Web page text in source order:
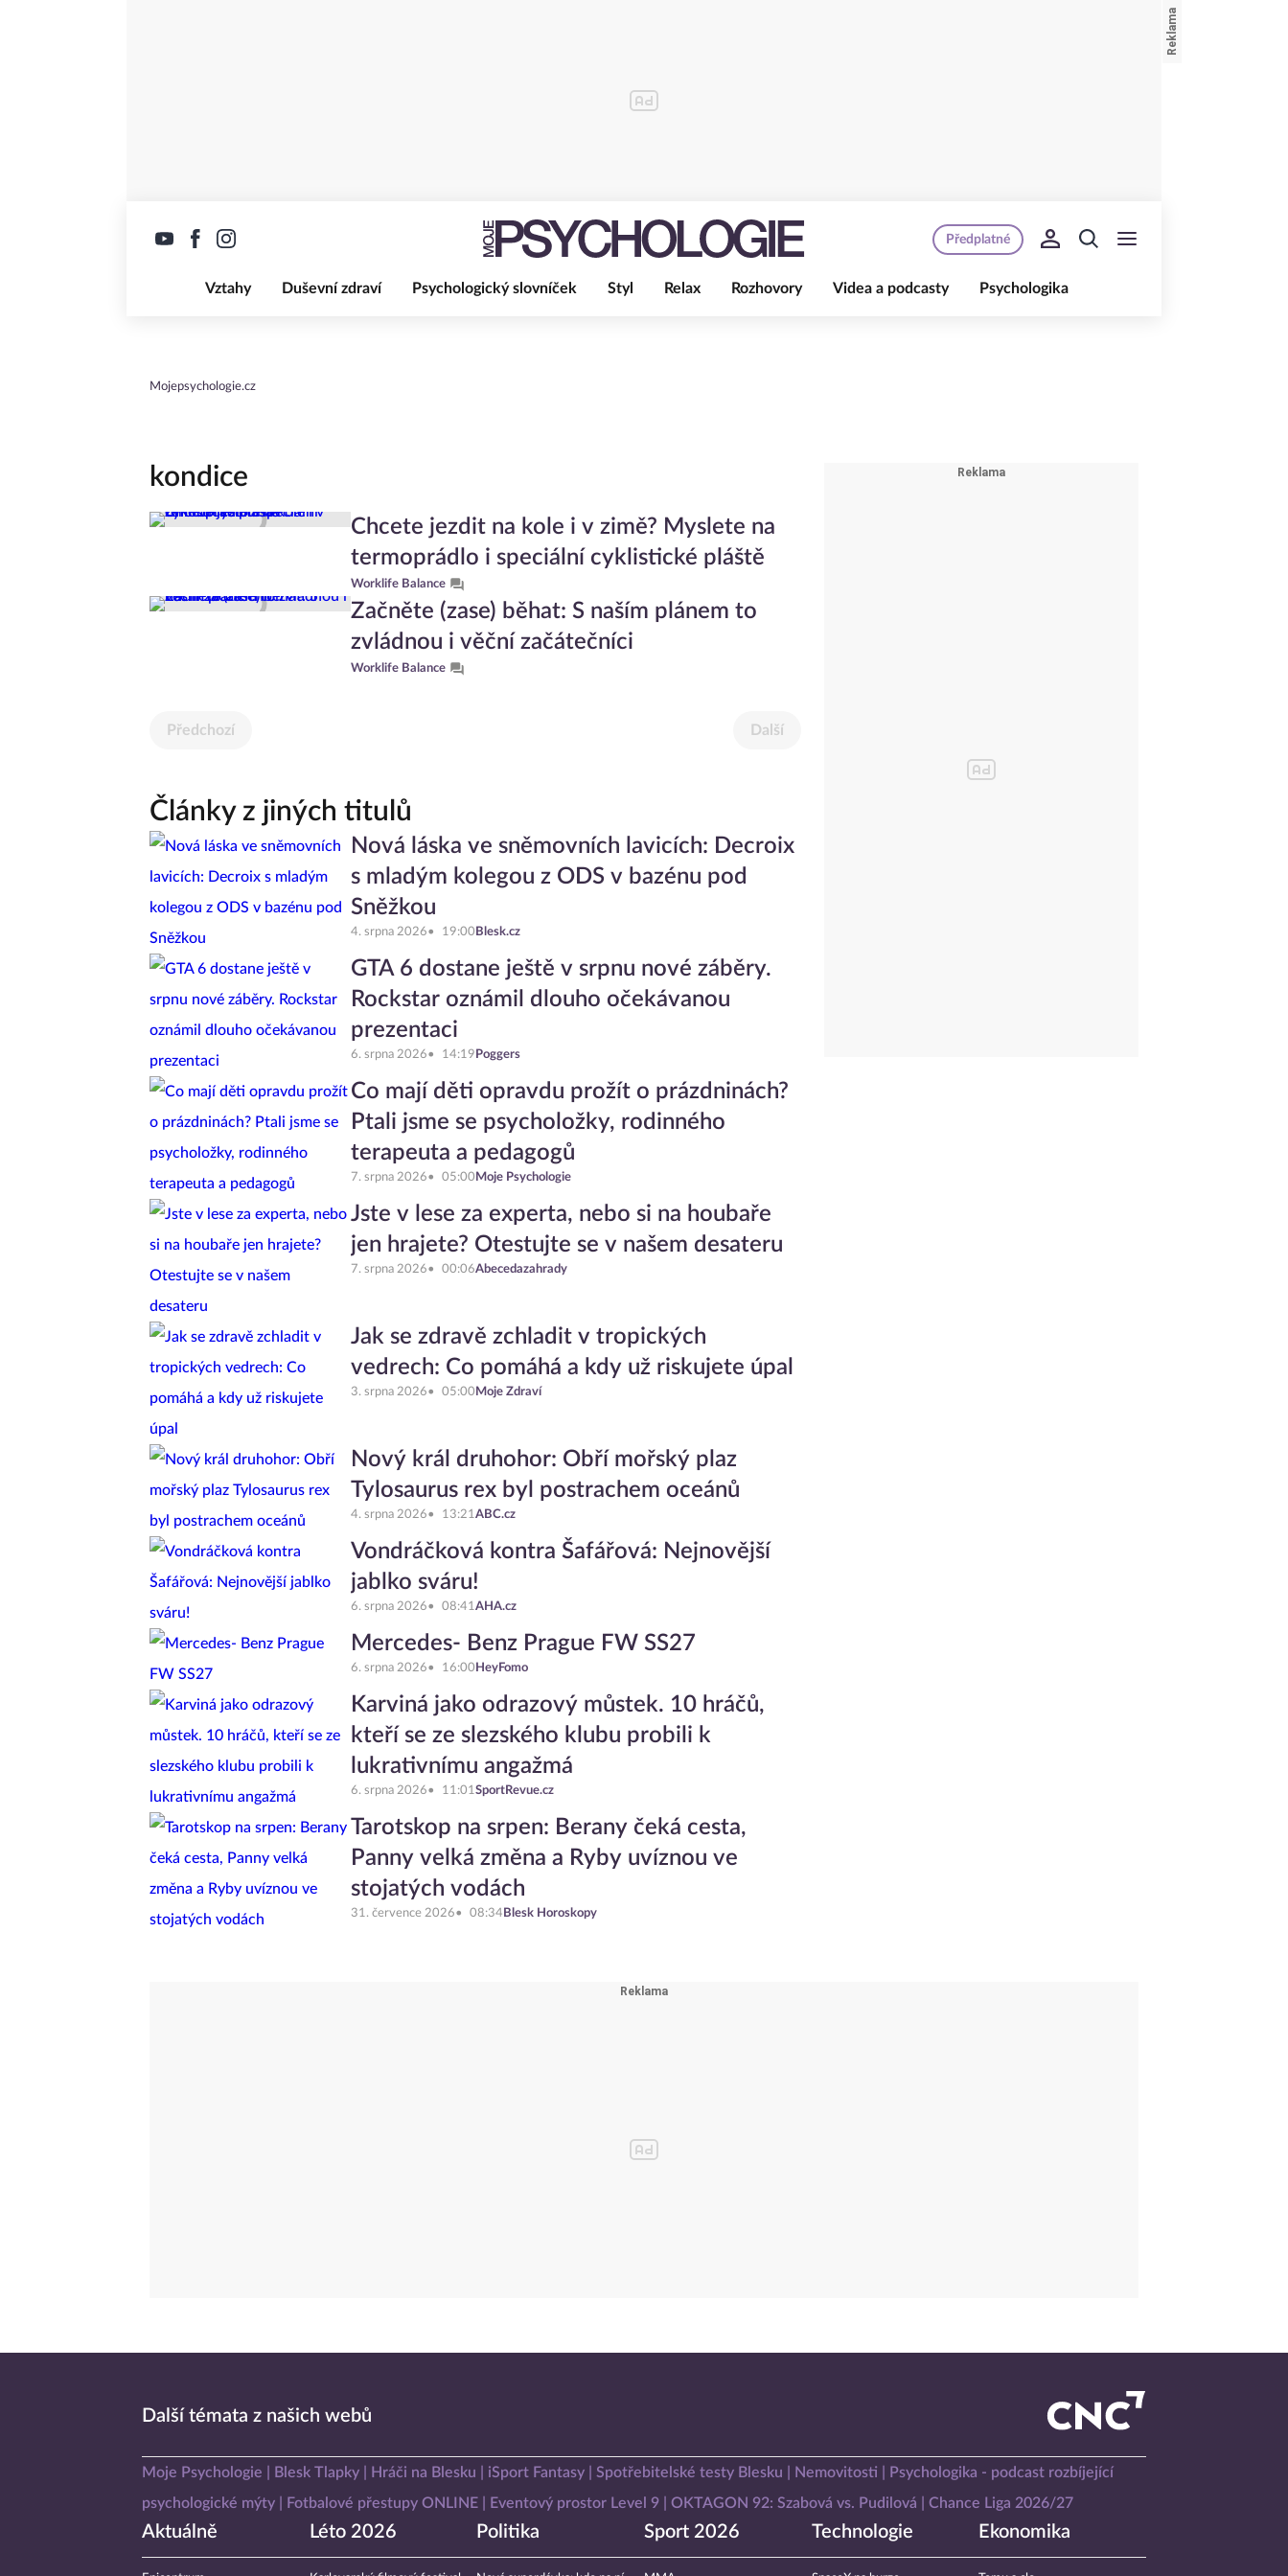
Vztahy Duševní zdraví Psychologický slovníček Styl Relax Rozhovory Videa a podcasty Psychologika
Předplatné
Mojepsychologie.cz
kondice
Chcete jezdit na kole i v zimě? Myslete na
termoprádlo i speciální cyklistické pláště
Worklife Balance
Začněte (zase) běhat: S naším plánem to
zvládnou i věční začátečníci
Worklife Balance
Předchozí Další
Články z jiných titulů
Nová láska ve sněmovních lavicích: Decroix
s mladým kolegou z ODS v bazénu pod
Sněžkou
4. srpna 2026 19:00 Blesk.cz
GTA 6 dostane ještě v srpnu nové záběry.
Rockstar oznámil dlouho očekávanou
prezentaci
6. srpna 2026 14:19 Poggers
Co mají děti opravdu prožít o prázdninách?
Ptali jsme se psycholožky, rodinného
terapeuta a pedagogů
7. srpna 2026 05:00 Moje Psychologie
Jste v lese za experta, nebo si na houbaře
jen hrajete? Otestujte se v našem desateru
7. srpna 2026 00:06Abecedazahrady
Jak se zdravě zchladit v tropických
vedrech: Co pomáhá a kdy už riskujete úpal
3. srpna 2026 05:00 Moje Zdraví
Nový král druhohor: Obří mořský plaz
Tylosaurus rex byl postrachem oceánů
4. srpna 2026 13:21 ABC.cz
Vondráčková kontra Šafářová: Nejnovější
jablko sváru!
6. srpna 2026 08:41 AHA.cz
Mercedes- Benz Prague FW SS27
6. srpna 2026 16:00 HeyFomo
Karviná jako odrazový můstek. 10 hráčů,
kteří se ze slezského klubu probili k
lukrativnímu angažmá
6. srpna 2026 11:01 SportRevue.cz
Tarotskop na srpen: Berany čeká cesta,
Panny velká změna a Ryby uvíznou ve
stojatých vodách
31. července 2026 08:34 Blesk Horoskopy
Další témata z našich webů
Moje Psychologie Blesk Tlapky Hráči na Blesku iSport Fantasy Spotřebitelské testy Blesku Nemovitosti
Psychologika - podcast rozbíjející
psychologické mýty
Fotbalové přestupy ONLINE Eventový prostor Level 9 OKTAGON 92: Szabová vs. Pudilová Chance Liga 2026/27
Aktuálně Léto 2026 Politika Sport 2026 Technologie Ekonomika